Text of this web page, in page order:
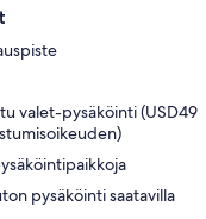
valet-pysäköinti (USD49
pysäköinti saatavilla